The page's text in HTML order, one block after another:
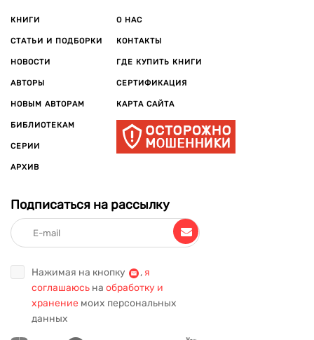
КНИГИ
СТАТЬИ И ПОДБОРКИ
НОВОСТИ
АВТОРЫ
НОВЫМ АВТОРАМ
БИБЛИОТЕКАМ
СЕРИИ
АРХИВ
О НАС
КОНТАКТЫ
ГДЕ КУПИТЬ КНИГИ
СЕРТИФИКАЦИЯ
КАРТА САЙТА
Подписаться на рассылку
Нажимая на кнопку , я
соглашаюсь на обработку и
хранение моих персональных
данных